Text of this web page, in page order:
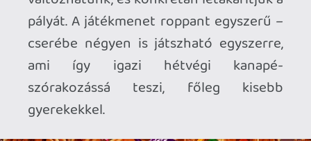
kiáltó énünket. Minden játéknál
elmondható, hogy a lényeg a
részletekben rejlik, és sajnos ez az a
terület, ahol a legtöbb vért veszíti a
sárkányunk: mind az ellenfelek, mind a
pályák, mind pedig az azokon végezhető
tevékenységek elképesztően repetitívek.